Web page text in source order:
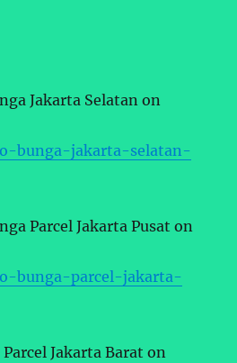
Jakarta Selatan on
bunga-jakarta-selatan-
Parcel Jakarta Pusat on
bunga-parcel-jakarta-
Jakarta Barat on